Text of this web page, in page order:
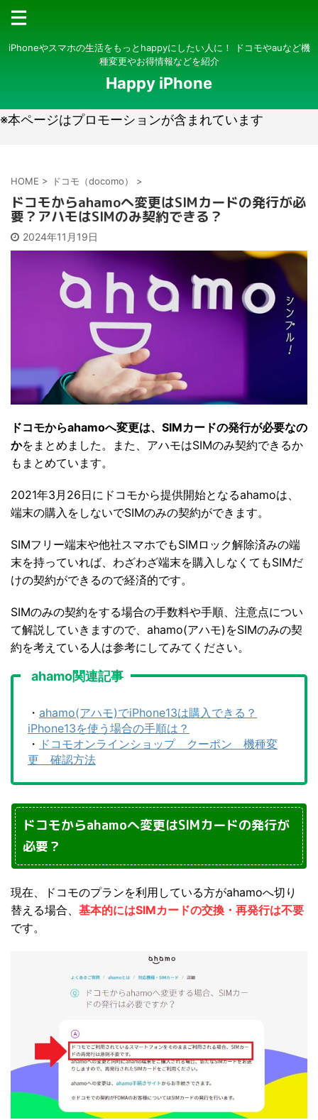
iPhoneやスマホの生活をもっとhappyにしたい人に！ ドコモやauなど機
種変更やお得情報などを紹介
Happy iPhone
※本ページはプロモーションが含まれています
HOME > ドコモ（docomo） >
ドコモからahamoへ変更はSIMカードの発行が必
要？アハモはSIMのみ契約できる？
2024年11月19日
ドコモからahamoへ変更は、SIMカードの発行が必要なの
かをまとめました。また、アハモはSIMのみ契約できるか
もまとめています。
2021年3月26日にドコモから提供開始となるahamoは、
端末の購入をしないでSIMのみの契約ができます。
SIMフリー端末や他社スマホでもSIMロック解除済みの端
末を持っていれば、わざわざ端末を購入しなくてもSIMだ
けの契約ができるので経済的です。
SIMのみの契約をする場合の手数料や手順、注意点につい
て解説していきますので、ahamo(アハモ)をSIMのみの契
約を考えている人は参考にしてみてください。
ahamo関連記事
・ ahamo(アハモ)でiPhone13は購入できる？
iPhone13を使う場合の手順は？
・ ドコモオンラインショップ クーポン 機種変
更 確認方法
ドコモからahamoへ変更はSIMカードの発行が
必要？
現在、ドコモのプランを利用している方がahamoへ切り
替える場合、 基本的にはSIMカードの交換・再発行は不要
です。